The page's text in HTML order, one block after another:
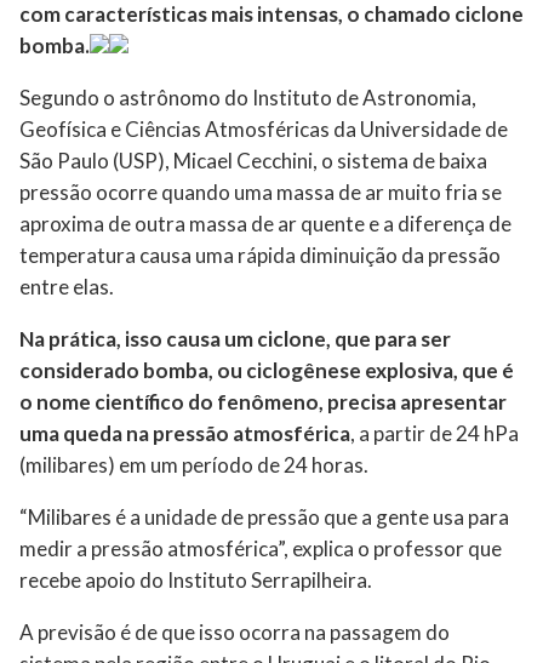
com características mais intensas, o chamado ciclone
bomba.
Segundo o astrônomo do Instituto de Astronomia,
Geofísica e Ciências Atmosféricas da Universidade de
São Paulo (USP), Micael Cecchini, o sistema de baixa
pressão ocorre quando uma massa de ar muito fria se
aproxima de outra massa de ar quente e a diferença de
temperatura causa uma rápida diminuição da pressão
entre elas.
Na prática, isso causa um ciclone, que para ser
considerado bomba, ou ciclogênese explosiva, que é
o nome científico do fenômeno, precisa apresentar
uma queda na pressão atmosférica, a partir de 24 hPa
(milibares) em um período de 24 horas.
“Milibares é a unidade de pressão que a gente usa para
medir a pressão atmosférica”, explica o professor que
recebe apoio do Instituto Serrapilheira.
A previsão é de que isso ocorra na passagem do